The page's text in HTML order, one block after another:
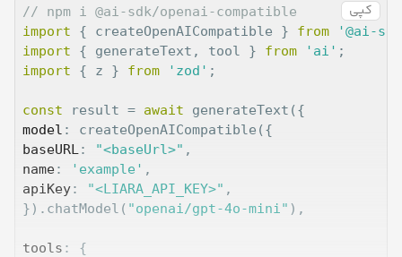
کپی
// npm i @ai-sdk/openai-compatible
import { createOpenAICompatible } from
'@ai-
import { generateText, tool } from 'ai'
import { z } from 'zod' ;
const result = await
model
baseURL : "<baseUrl>"
name: 'example'
apiKey: "<LIARA_API_KEY>" ,
}).chatModel( "openai/gpt-4o-mini" ),
tools